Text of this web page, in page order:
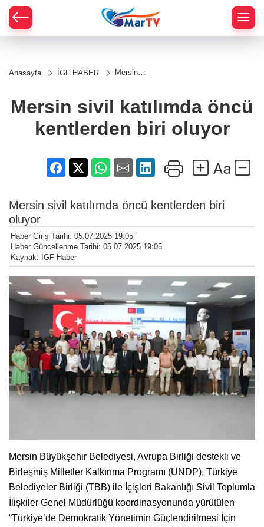
Anasayfa İGF HABER
Mersin
öncü
kentlerden
Mersin sivil katılımda öncü
kentlerden biri oluyor
Mersin sivil katılımda öncü kentlerden biri
oluyor
Haber Giriş Tarihi: 05.07.2025 19:05
Haber Güncellenme Tarihi: 05.07.2025 19:05
Kaynak: İGF Haber
Mersin Büyükşehir Belediyesi, Avrupa Birliği destekli ve
Birleşmiş Milletler Kalkınma Programı (UNDP), Türkiye
Belediyeler Birliği (TBB) ile İçişleri Bakanlığı Sivil Toplumla
İlişkiler Genel Müdürlüğü koordinasyonunda yürütülen
“Türkiye’de Demokratik Yönetimin Güçlendirilmesi İçin